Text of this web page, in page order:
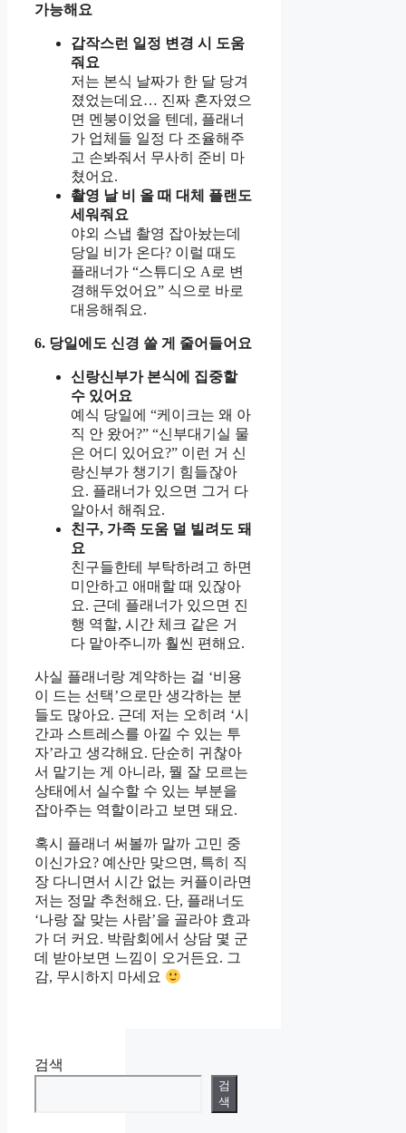
가능해요
갑작스런 일정 변경 시 도움
줘요
저는 본식 날짜가 한 달 당겨
졌었는데요… 진짜 혼자였으
면 멘붕이었을 텐데, 플래너
가 업체들 일정 다 조율해주
고 손봐줘서 무사히 준비 마
쳤어요.
촬영 날 비 올 때 대체 플랜도
세워줘요
야외 스냅 촬영 잡아놨는데
당일 비가 온다? 이럴 때도
플래너가 “스튜디오 A로 변
경해두었어요” 식으로 바로
대응해줘요.
6. 당일에도 신경 쓸 게 줄어들어요
신랑신부가 본식에 집중할
수 있어요
예식 당일에 “케이크는 왜 아
직 안 왔어?” “신부대기실 물
은 어디 있어요?” 이런 거 신
랑신부가 챙기기 힘들잖아
요. 플래너가 있으면 그거 다
알아서 해줘요.
친구, 가족 도움 덜 빌려도 돼
요
친구들한테 부탁하려고 하면
미안하고 애매할 때 있잖아
요. 근데 플래너가 있으면 진
행 역할, 시간 체크 같은 거
다 맡아주니까 훨씬 편해요.
사실 플래너랑 계약하는 걸 ‘비용
이 드는 선택’으로만 생각하는 분
들도 많아요. 근데 저는 오히려 ‘시
간과 스트레스를 아낄 수 있는 투
자’라고 생각해요. 단순히 귀찮아
서 맡기는 게 아니라, 뭘 잘 모르는
상태에서 실수할 수 있는 부분을
잡아주는 역할이라고 보면 돼요.
혹시 플래너 써볼까 말까 고민 중
이신가요? 예산만 맞으면, 특히 직
장 다니면서 시간 없는 커플이라면
저는 정말 추천해요. 단, 플래너도
‘나랑 잘 맞는 사람’을 골라야 효과
가 더 커요. 박람회에서 상담 몇 군
데 받아보면 느낌이 오거든요. 그
감, 무시하지 마세요
검색
검
색